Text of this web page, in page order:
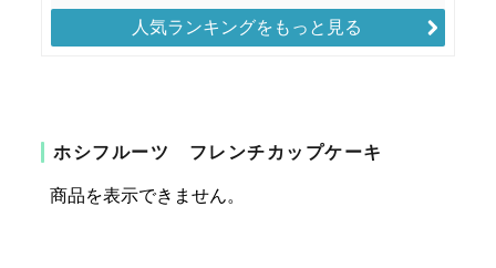
人気ランキングをもっと見る
ホシフルーツ フレンチカップケーキ